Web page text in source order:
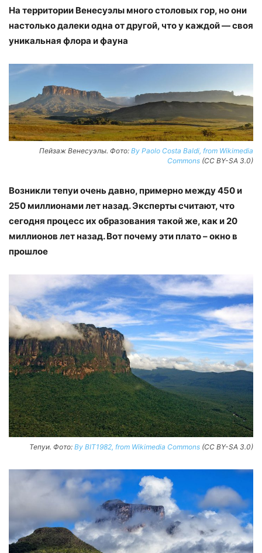
На территории Венесуэлы много столовых гор, но они
настолько далеки одна от другой, что у каждой — своя
уникальная флора и фауна
Пейзаж Венесуэлы. Фото: By Paolo Costa Baldi, from Wikimedia
Commons (CC BY-SA 3.0)
Возникли тепуи очень давно, примерно между 450 и
250 миллионами лет назад. Эксперты считают, что
сегодня процесс их образования такой же, как и 20
миллионов лет назад. Вот почему эти плато – окно в
прошлое
Тепуи. Фото: By BIT1982, from Wikimedia Commons (CC BY-SA 3.0)